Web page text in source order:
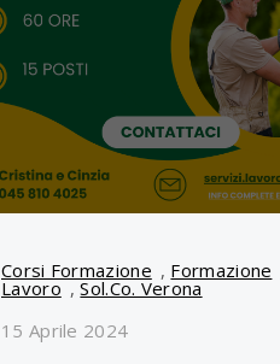
Corsi Formazione , Formazione
Lavoro ,Sol.Co. Verona
15 Aprile 2024